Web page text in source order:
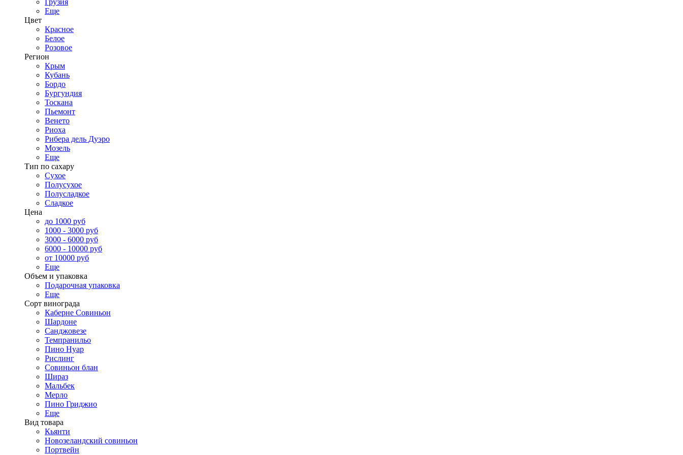
Грузия
Еще
Цвет
Красное
Белое
Розовое
Регион
Крым
Кубань
Бордо
Бургундия
Тоскана
Пьемонт
Венето
Риоха
Рибера дель Дуэро
Мозель
Еще
Тип по сахару
Сухое
Полусухое
Полусладкое
Сладкое
Цена
до 1000 руб
1000 - 3000 руб
3000 - 6000 руб
6000 - 10000 руб
от 10000 руб
Еще
Объем и упаковка
Подарочная упаковка
Еще
Сорт винограда
Каберне Совиньон
Шардоне
Санджовезе
Темпранильо
Пино Нуар
Рислинг
Совиньон блан
Шираз
Мальбек
Мерло
Пино Гриджио
Еще
Вид товара
Кьянти
Новозеландский совиньон
Портвейн